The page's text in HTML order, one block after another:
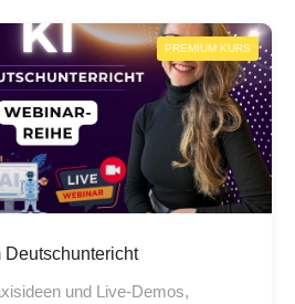
PREMIUM KURS
Deutschuntericht
und Live-Demos,